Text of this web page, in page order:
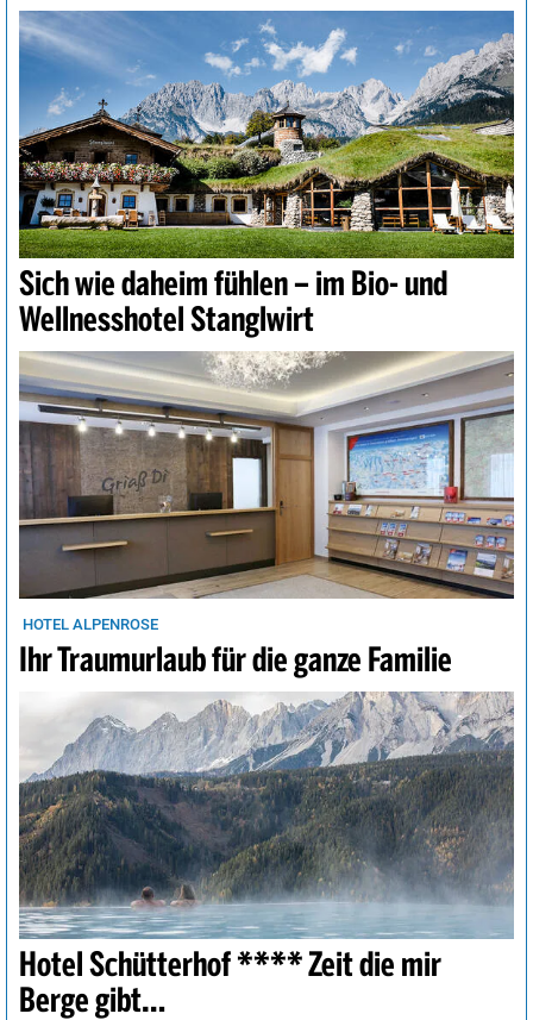
Sich wie daheim fühlen – im Bio- und
Wellnesshotel Stanglwirt
HOTEL ALPENROSE
Ihr Traumurlaub für die ganze Familie
Hotel Schütterhof **** Zeit die mir
Berge gibt…